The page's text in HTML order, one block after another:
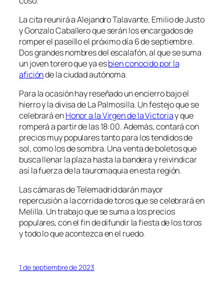
La cita reunirá a Alejandro Talavante, Emilio de Justo
y Gonzalo Caballero que serán los encargados de
romper el paseíllo el próximo día 6 de septiembre.
Dos grandes nombres del escalafón, al que se suma
un joven torero que ya esbien conocido por la
aficiónde la ciudad autónoma.
Para la ocasión hay reseñado un encierro bajo el
hierro y la divisa de La Palmosilla. Un festejo que se
celebrará enHonor a la Virgen de la Victoriay que
romperá a partir de las 18:00. Además, contará con
precios muy populares tanto para los tendidos de
sol, como los de sombra. Una venta de boletos que
busca llenar la plaza hasta la bandera y reivindicar
así la fuerza de la tauromaquia en esta región.
Las cámaras de Telemadrid darán mayor
repercusión a la corrida de toros que se celebrará en
Melilla. Un trabajo que se suma a los precios
populares, con el fin de difundir la fiesta de los toros
y todo lo que acontezca en el ruedo.
1 de septiembre de 2023